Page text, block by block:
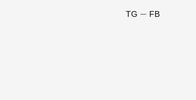
FB
TG